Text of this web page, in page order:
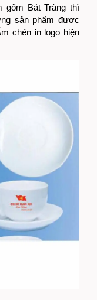
gốm Bát Tràng thì
sản phẩm được
chén in logo hiện